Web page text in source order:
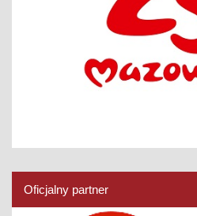
Oficjalny partner